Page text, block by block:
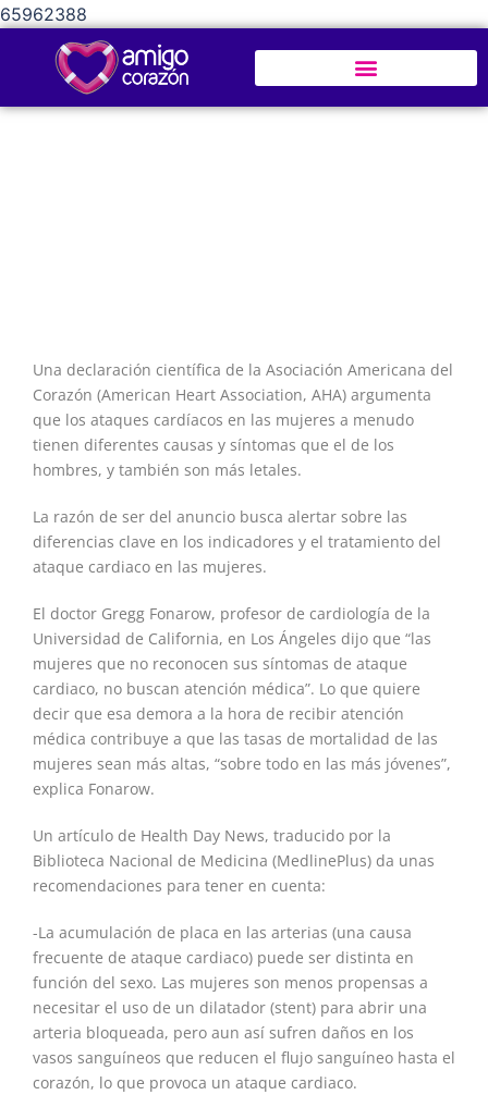
65962388
Una declaración científica de la Asociación Americana del
Corazón (American Heart Association, AHA) argumenta
que los ataques cardíacos en las mujeres a menudo
tienen diferentes causas y síntomas que el de los
hombres, y también son más letales.
La razón de ser del anuncio busca alertar sobre las
diferencias clave en los indicadores y el tratamiento del
ataque cardiaco en las mujeres.
El doctor Gregg Fonarow, profesor de cardiología de la
Universidad de California, en Los Ángeles dijo que “las
mujeres que no reconocen sus síntomas de ataque
cardiaco, no buscan atención médica”. Lo que quiere
decir que esa demora a la hora de recibir atención
médica contribuye a que las tasas de mortalidad de las
mujeres sean más altas, “sobre todo en las más jóvenes”,
explica Fonarow.
Un artículo de Health Day News, traducido por la
Biblioteca Nacional de Medicina (MedlinePlus) da unas
recomendaciones para tener en cuenta:
-La acumulación de placa en las arterias (una causa
frecuente de ataque cardiaco) puede ser distinta en
función del sexo. Las mujeres son menos propensas a
necesitar el uso de un dilatador (stent) para abrir una
arteria bloqueada, pero aun así sufren daños en los
vasos sanguíneos que reducen el flujo sanguíneo hasta el
corazón, lo que provoca un ataque cardiaco.